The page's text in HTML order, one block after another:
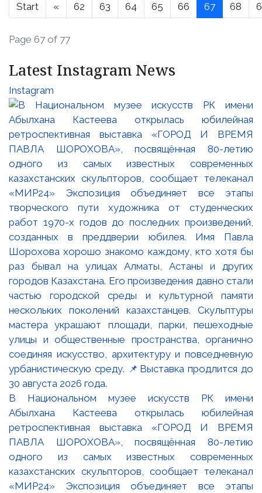
Start « 62 63 64 65 66 67 68
Page 67 of 77
Latest Instagram News
Instagram
В Национальном музее искусств РК имени
Абылхана Кастеева открылась юбилейная
ретроспективная выставка «ГОРОД И ВРЕМЯ
ПАВЛА ШОРОХОВА», посвящённая 80-летию
одного из самых известных современных
казахстанских скульпторов, сообщает телеканал
«МИР24» Экспозиция объединяет все этапы